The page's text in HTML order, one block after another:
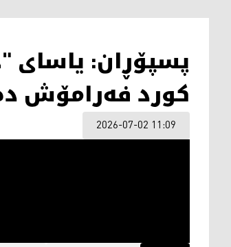
پسپۆڕان: یاسای
کورد فەرامۆش
2026-07-02 11:09